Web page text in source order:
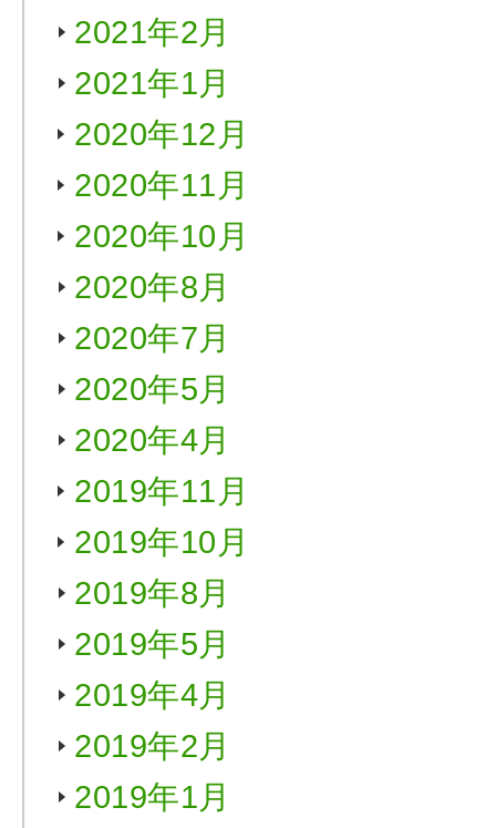
2021年2月
2021年1月
2020年12月
2020年11月
2020年10月
2020年8月
2020年7月
2020年5月
2020年4月
2019年11月
2019年10月
2019年8月
2019年5月
2019年4月
2019年2月
2019年1月